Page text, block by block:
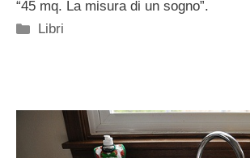
“45 mq. La misura di un sogno”.
Categorie
Libri